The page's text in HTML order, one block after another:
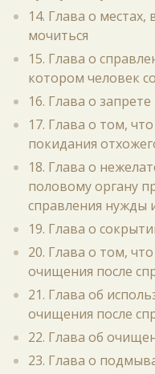
14. Глава о
мочиться
15. Глава о
котором человек
16. Глава о
17. Глава о том,
покидания
18. Глава о
половому органу
справления нужды
19. Глава о
20. Глава о том,
очищения после
21. Глава об
очищения после
22. Глава об
23. Глава о